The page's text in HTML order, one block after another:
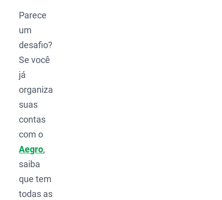
Parece
um
desafio?
Se você
já
organiza
suas
contas
com o
Aegro,
saiba
que tem
todas as